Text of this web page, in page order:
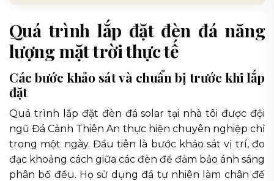
Quá trình lắp đặt đèn đá năng
lượng mặt trời thực tế
Các bước khảo sát và chuẩn bị trước khi lắp
đặt
Quá trình lắp đặt đèn đá solar tại nhà tôi được đội
ngũ Đá Cảnh Thiên An thực hiện chuyên nghiệp chỉ
trong một ngày. Đầu tiên là bước khảo sát vị trí, đo
đạc khoảng cách giữa các đèn để đảm bảo ánh sáng
phân bố đều. Họ sử dụng đá tự nhiên làm chân đế